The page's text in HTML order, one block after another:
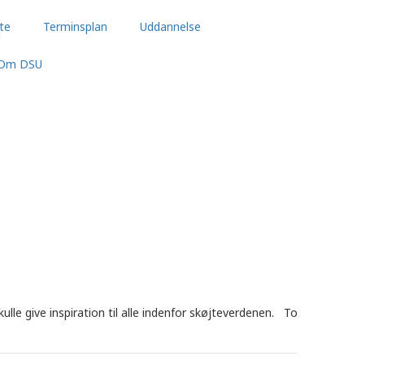
Terminsplan Uddannelse
DSU
give inspiration til alle indenfor skøjteverdenen. To